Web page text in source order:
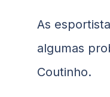
As
algumas
Coutinho.